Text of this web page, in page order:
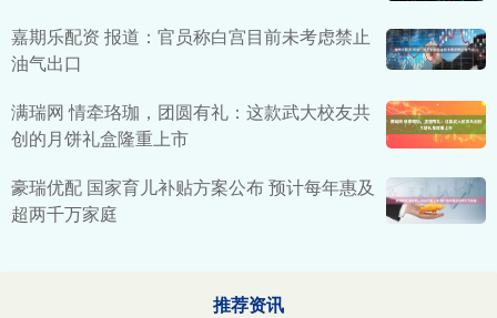
嘉期乐配资 报道：官员称白宫目前未考虑禁止
油气出口
满瑞网 情牵珞珈，团圆有礼：这款武大校友共
创的月饼礼盒隆重上市
豪瑞优配 国家育儿补贴方案公布 预计每年惠及
超两千万家庭
推荐资讯